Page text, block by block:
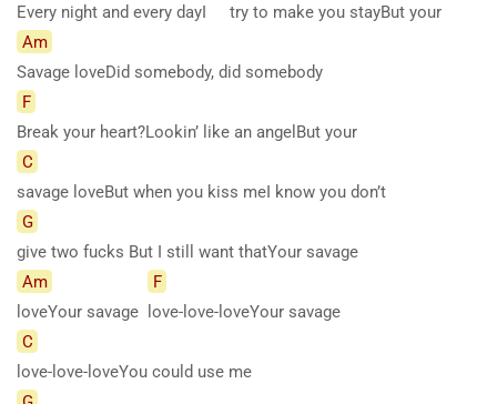
Every night and every dayI
try to make you stayBut your
Am
Savage loveDid somebody, did somebody
F
Break your heart?Lookin’ like an angelBut your
C
savage loveBut when you kiss meI know you don’t
G
give two fucks But I still want thatYour savage
Am
loveYour savage
F
love-love-loveYour savage
C
love-love-loveYou could use me